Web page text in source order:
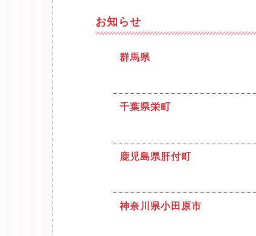
お知らせ
群馬県
千葉県栄町
鹿児島県肝付町
神奈川県小田原市